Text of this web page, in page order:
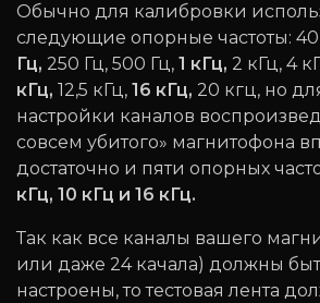
Обычно для калибровки
следующие опорные частоты: 40
Гц, 250 Гц, 500 Гц, 1 кГц, 2 кГц, 4
кГц, 12,5 кГц, 16 кГц, 20 кгц, но
настройки каналов
совсем убитого» магнитофона
достаточно и пяти опорных
кГц, 10 кГц и 16 кГц.
Так как все каналы вашего
или даже 24 качала) должны
настроены, то тестовая лента